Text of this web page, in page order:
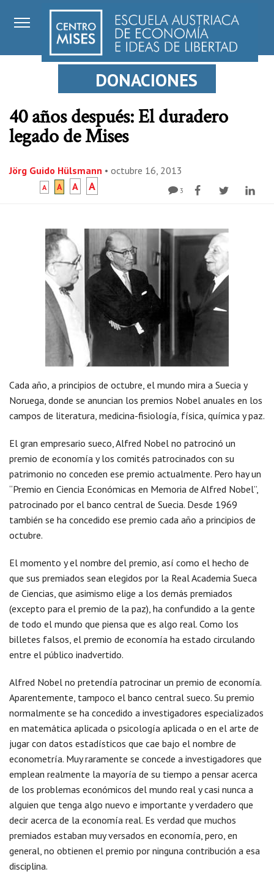
DONACIONES
40 años después: El duradero
legado de Mises
Jörg Guido Hülsmann • octubre 16, 2013
A A A A 3
Cada año, a principios de octubre, el mundo mira a Suecia y
Noruega, donde se anuncian los premios Nobel anuales en los
campos de literatura, medicina-fisiología, física, química y paz.
El gran empresario sueco, Alfred Nobel no patrocinó un
premio de economía y los comités patrocinados con su
patrimonio no conceden ese premio actualmente. Pero hay un
“Premio en Ciencia Económicas en Memoria de Alfred Nobel”,
patrocinado por el banco central de Suecia. Desde 1969
también se ha concedido ese premio cada año a principios de
octubre.
El momento y el nombre del premio, así como el hecho de
que sus premiados sean elegidos por la Real Academia Sueca
de Ciencias, que asimismo elige a los demás premiados
(excepto para el premio de la paz), ha confundido a la gente
de todo el mundo que piensa que es algo real. Como los
billetes falsos, el premio de economía ha estado circulando
entre el público inadvertido.
Alfred Nobel no pretendía patrocinar un premio de economía.
Aparentemente, tampoco el banco central sueco. Su premio
normalmente se ha concedido a investigadores especializados
en matemática aplicada o psicología aplicada o en el arte de
jugar con datos estadísticos que cae bajo el nombre de
econometría. Muy raramente se concede a investigadores que
emplean realmente la mayoría de su tiempo a pensar acerca
de los problemas económicos del mundo real y casi nunca a
alguien que tenga algo nuevo e importante y verdadero que
decir acerca de la economía real. Es verdad que muchos
premiados estaban muy versados en economía, pero, en
general, no obtienen el premio por ninguna contribución a esa
disciplina.